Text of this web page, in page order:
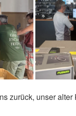
zurück, unser